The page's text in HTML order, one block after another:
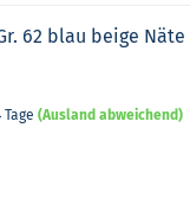
62 blau beige Näte
(Ausland abweichend)